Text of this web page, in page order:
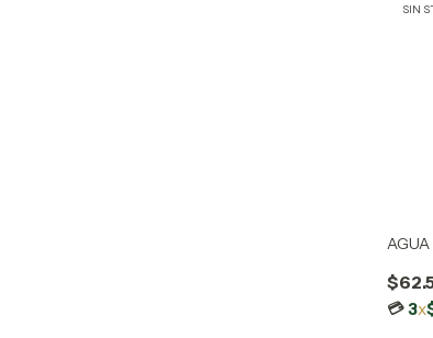
SIN
AGUA
3x